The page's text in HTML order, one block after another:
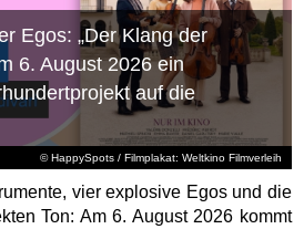
© HappySpots / Filmplakat: Weltkino Filmverleih
Egos: „Der Klang der
6. August 2026 ein
auf die
vier explosive Egos und die
Ton: Am 6. August 2026 kommt